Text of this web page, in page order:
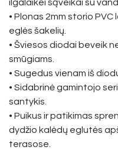
ilgalaikei sąveikai su
• Plonas 2mm storio
eglės šakelių.
• Šviesos diodai beveik
smūgiams.
• Sugedus vienam iš
• Sidabrinė gamintojo
santykis.
• Puikus ir patikimas
dydžio kalėdų eglutės
terasose.